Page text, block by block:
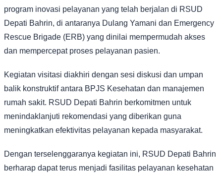
program inovasi pelayanan yang telah berjalan di RSUD
Depati Bahrin, di antaranya Dulang Yamani dan Emergency
Rescue Brigade (ERB) yang dinilai mempermudah akses
dan mempercepat proses pelayanan pasien.
Kegiatan visitasi diakhiri dengan sesi diskusi dan umpan
balik konstruktif antara BPJS Kesehatan dan manajemen
rumah sakit. RSUD Depati Bahrin berkomitmen untuk
menindaklanjuti rekomendasi yang diberikan guna
meningkatkan efektivitas pelayanan kepada masyarakat.
Dengan terselenggaranya kegiatan ini, RSUD Depati Bahrin
berharap dapat terus menjadi fasilitas pelayanan kesehatan